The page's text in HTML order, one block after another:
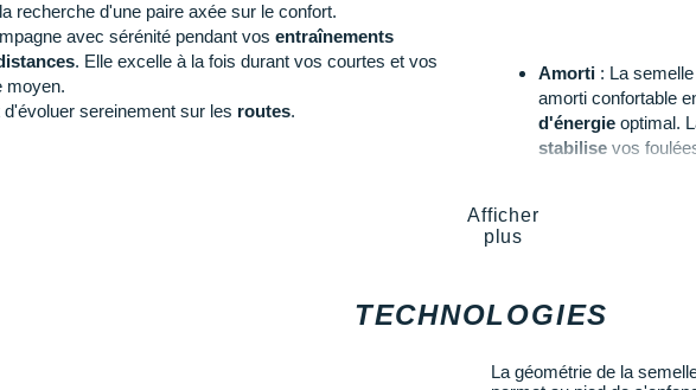
recherche d'une paire axée sur le confort.
avec sérénité pendant vos entraînements
. Elle excelle à la fois durant vos courtes et vos
moyen.
sereinement sur les routes.
un modèle à plaque en fibre de carbone, la
Amorti: La semelle
amorti confortable
d'énergieoptimal.
stabilisevos
afin de maintenir au
Afficher
plus
TECHNOLOGIES
La géométrie de la